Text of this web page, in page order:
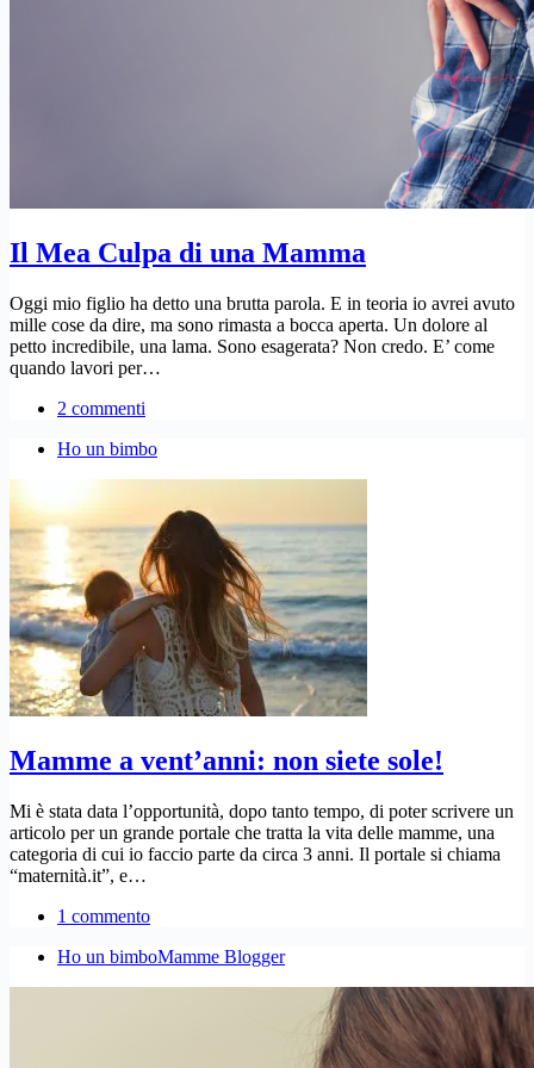
Il Mea Culpa di una Mamma
Oggi mio figlio ha detto una brutta parola. E in teoria io avrei avuto
mille cose da dire, ma sono rimasta a bocca aperta. Un dolore al
petto incredibile, una lama. Sono esagerata? Non credo. E’ come
quando lavori per…
2 commenti
Ho un bimbo
Mamme a vent’anni: non siete sole!
Mi è stata data l’opportunità, dopo tanto tempo, di poter scrivere un
articolo per un grande portale che tratta la vita delle mamme, una
categoria di cui io faccio parte da circa 3 anni. Il portale si chiama
“maternità.it”, e…
1 commento
Ho un bimboMamme Blogger